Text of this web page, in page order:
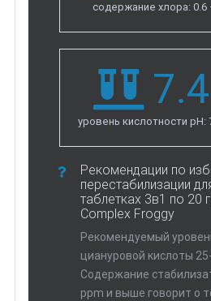
содержание хлора: 0.6
7.4
уровень кислотности рН:
Рекомендации по
перестабилизации
таблетках 3в1 по 20
Complex Froggy
Рекомендуемый
циануровой кислоты
Содержание
ppm и выше говорит о